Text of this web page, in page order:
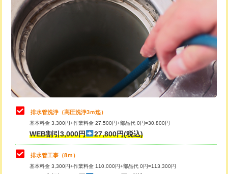
管・ポリ管・HT管使用/3ｍまで)
給水管工事※（ライニング鋼管・銅
管・ポリ管・HT管使用/3ｍ超え)
+8,800円
排水管工事（土の掘削・埋め戻し作
業）
11,000円~
排水管工事（排水管工事/3ｍまで） 55,000円
排水管工事（追加 排水管工事/3ｍ超
え）
マス交換（土の掘削・埋め戻し作業）
マス交換（深さ50㎝未満）
追加トーラー機使用/3m超え +3,300円
カメラ調査 33,000円
桝清掃 8,800円
止水・漏水調査・防水処理・清掃・修
理・調整・分解・加工など（軽作業）
11,000円
止水・漏水調査・防水処理・清掃・修
理・調整・分解・加工など（中作業）
22,000円
止水・漏水調査・防水処理・清掃・修
理・調整・分解・加工など（重作業）
33,000円
その他部品の脱着
排水管洗浄（高圧洗浄3ｍ迄）
基本料金 3,300円+作業料金 27,500円+部品代 0円=30,800円
WEB割引3,000円 27,800円(税込)
排水管工事（8ｍ）
基本料金 3,300円+作業料金 110,000円+部品代 0円=113,300円